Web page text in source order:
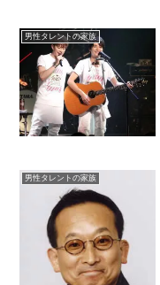
男性タレントの家族
男性タレントの家族